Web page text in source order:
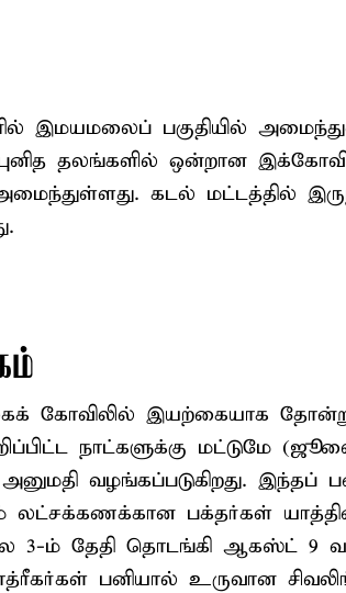
இமயமலைப் பகுதியில்
தலங்களில் ஒன்றான
கடல் மட்டத்தில்
கோவிலில் இயற்கையாக
நாட்களுக்கு மட்டுமே
வழங்கப்படுகிறது. இந்தப்
பக்தர்கள்
ம் தேதி தொடங்கி ஆகஸ்ட் 9
பனியால் உருவான